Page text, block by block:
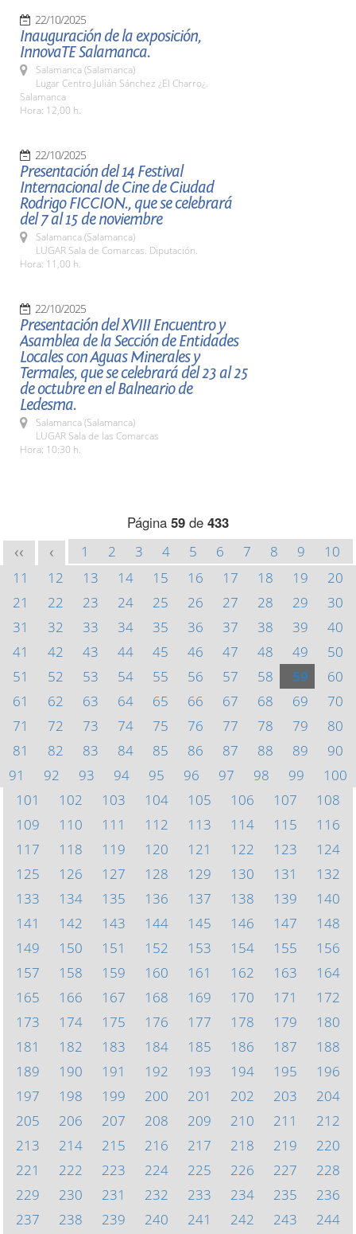
22/10/2025
Inauguración de la exposición,
InnovaTE Salamanca.
Salamanca (Salamanca)
Lugar Centro Julián Sánchez ¿El Charro¿.
Salamanca
Hora: 12,00 h.
22/10/2025
Presentación del 14 Festival
Internacional de Cine de Ciudad
Rodrigo FICCION., que se celebrará
del 7 al 15 de noviembre
Salamanca (Salamanca)
LUGAR Sala de Comarcas. Diputación.
Hora: 11,00 h.
22/10/2025
Presentación del XVIII Encuentro y
Asamblea de la Sección de Entidades
Locales con Aguas Minerales y
Termales, que se celebrará del 23 al 25
de octubre en el Balneario de
Ledesma.
Salamanca (Salamanca)
LUGAR Sala de las Comarcas
Hora: 10:30 h.
Página 59 de 433
<< < 1 2 3 4 5 6 7 8 9
10
11
12 13 14 15 16 17 18 19
20
21
22 23 24 25 26 27 28 29
30
31
32 33 34 35 36 37 38 39
40
41
42 43 44 45 46 47 48 49
50
51
52 53 54 55 56 57 58 59
60
61
62 63 64 65 66 67 68 69
70
71
72 73 74 75 76 77 78 79
80
81
82 83 84 85 86 87 88 89
90
91
92 93 94 95 96 97 98 99
100
101
102 103 104 105 106 107
108
109
110 111 112 113 114 115
116
117
118 119 120 121 122 123
124
125
126 127 128 129 130 131
132
133
134 135 136 137 138 139
140
141
142 143 144 145 146 147
148
149
150 151 152 153 154 155
156
157
158 159 160 161 162 163
164
165
166 167 168 169 170 171
172
173
174 175 176 177 178 179
180
181
182 183 184 185 186 187
188
189
190 191 192 193 194 195
196
197
198 199 200 201 202 203
204
205
206 207 208 209 210 211
212
213
214 215 216 217 218 219
220
221
222 223 224 225 226 227
228
229
230 231 232 233 234 235
236
237
238 239 240 241 242 243
244